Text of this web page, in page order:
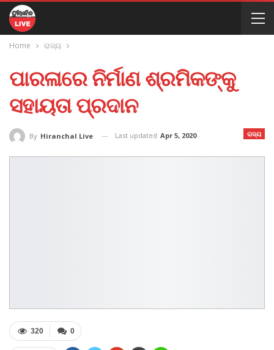
Home ରାଜ୍ୟ
ପାରଳାରେ ନିର୍ମାଣ ଶ୍ରମିକଙ୍କୁ
ସହାୟତା ପ୍ରଦାନ
ରାଜ୍ୟ
By Hiranchal Live Last updated Apr 5, 2020
0
320